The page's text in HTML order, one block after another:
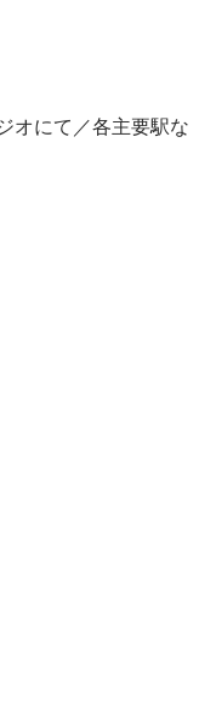
オにて／各主要駅な